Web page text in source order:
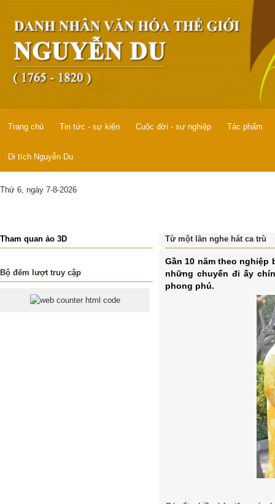
Trang chủ Tin tức - sự kiện Cuộc đời - sự nghiệp Tác phẩm
Di tích Nguyễn Du
Thứ 6, ngày 7-8-2026
Tham quan ảo 3D
Bộ đếm lượt truy cập
Từ một lần nghe hát ca trù
Gần 10 năm theo
những chuyến đi ấy
phong phú.